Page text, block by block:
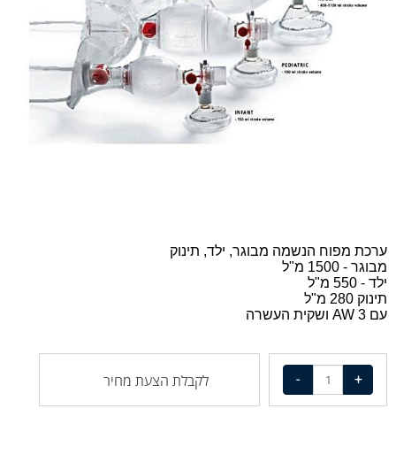
ערכת מפוח הנשמה מבוגר, ילד, תינוק
מבוגר - 1500 מ"ל
ילד - 550 מ"ל
תינוק 280 מ"ל
עם 3 AW ושקית העשרה
לקבלת הצעת מחיר